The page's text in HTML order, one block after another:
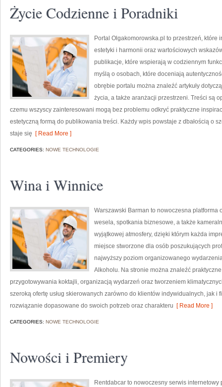
Życie Codzienne i Poradniki
Portal Olgakomorowska.pl to przestrzeń, które
estetyki i harmonii oraz wartościowych
publikacje, które wspierają w codziennym
myślą o osobach, które doceniają
obrębie portalu można znaleźć artykuły
życia, a także aranżacji przestrzeni. Treści są
czemu wszyscy zainteresowani mogą bez problemu odkryć praktyczne
estetyczną formą do publikowania treści. Każdy wpis powstaje z dbałością o
staje się [ Read More ]
CATEGORIES: NOWE TECHNOLOGIE
Wina i Winnice
Warszawski Barman to nowoczesna
wesela, spotkania biznesowe, a także
wyjątkowej atmosfery, dzięki którym każda
miejsce stworzone dla osób poszukujących
najwyższy poziom organizowanego
Alkoholu. Na stronie można znaleźć
przygotowywania koktajli, organizacją wydarzeń oraz tworzeniem
szeroką ofertę usług skierowanych zarówno do klientów indywidualnych, jak i
rozwiązanie dopasowane do swoich potrzeb oraz charakteru [ Read More ]
CATEGORIES: NOWE TECHNOLOGIE
Nowości i Premiery
Rentdabcar to nowoczesny serwis